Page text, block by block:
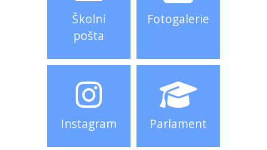
Školní
pošta
Fotogalerie
Instagram Parlament